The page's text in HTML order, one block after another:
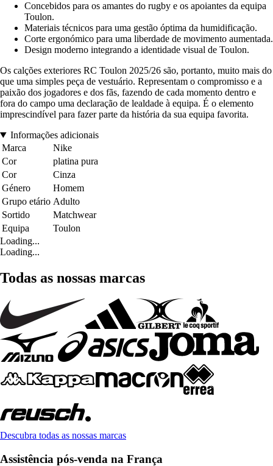
Concebidos para os amantes do rugby e os apoiantes da equipa
Toulon.
Materiais técnicos para uma gestão óptima da humidificação.
Corte ergonómico para uma liberdade de movimento aumentada.
Design moderno integrando a identidade visual de Toulon.
Os calções exteriores RC Toulon 2025/26 são, portanto, muito mais do
que uma simples peça de vestuário. Representam o compromisso e a
paixão dos jogadores e dos fãs, fazendo de cada momento dentro e
fora do campo uma declaração de lealdade à equipa. É o elemento
imprescindível para fazer parte da história da sua equipa favorita.
Informações adicionais
Marca
Nike
Cor
platina pura
Cor
Cinza
Género
Homem
Grupo etário Adulto
Sortido
Matchwear
Equipa
Toulon
Loading...
Loading...
Todas as nossas marcas
Descubra todas as nossas marcas
Assistência pós-venda na França